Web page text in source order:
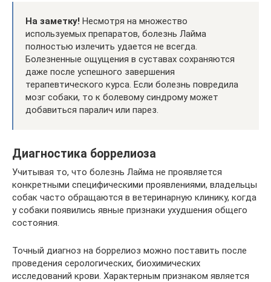
На заметку! Несмотря на множество
используемых препаратов, болезнь Лайма
полностью излечить удается не всегда.
Болезненные ощущения в суставах сохраняются
даже после успешного завершения
терапевтического курса. Если болезнь повредила
мозг собаки, то к болевому синдрому может
добавиться паралич или парез.
Диагностика боррелиоза
Учитывая то, что болезнь Лайма не проявляется
конкретными специфическими проявлениями, владельцы
собак часто обращаются в ветеринарную клинику, когда
у собаки появились явные признаки ухудшения общего
состояния.
Точный диагноз на боррелиоз можно поставить после
проведения серологических, биохимических
исследований крови. Характерным признаком является